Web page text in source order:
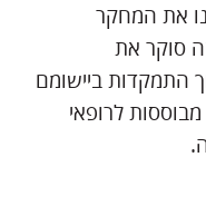
את המחקר
סוקר את
התמקדות ביישומם
לרופאי